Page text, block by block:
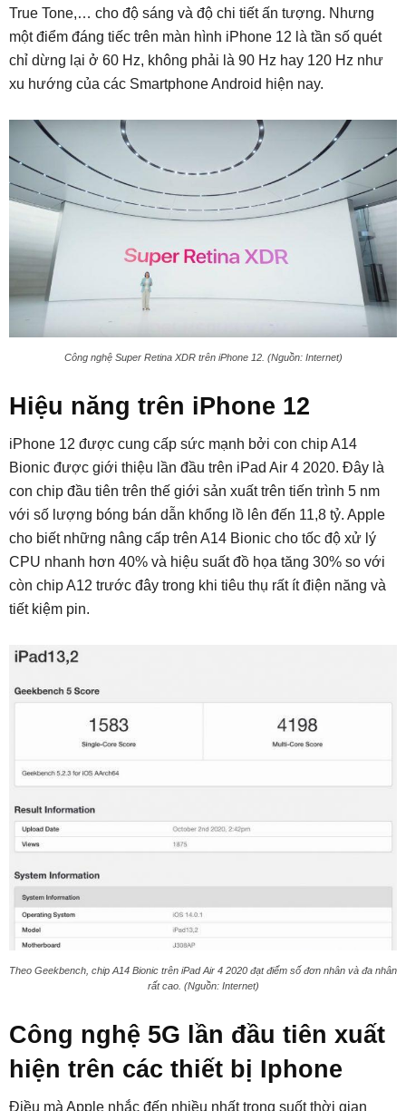
True Tone,… cho độ sáng và độ chi tiết ấn tượng. Nhưng
một điểm đáng tiếc trên màn hình iPhone 12 là tần số quét
chỉ dừng lại ở 60 Hz, không phải là 90 Hz hay 120 Hz như
xu hướng của các Smartphone Android hiện nay.
Công nghệ Super Retina XDR trên iPhone 12. (Nguồn: Internet)
Hiệu năng trên iPhone 12
iPhone 12 được cung cấp sức mạnh bởi con chip A14
Bionic được giới thiệu lần đầu trên iPad Air 4 2020. Đây là
con chip đầu tiên trên thế giới sản xuất trên tiến trình 5 nm
với số lượng bóng bán dẫn khổng lồ lên đến 11,8 tỷ. Apple
cho biết những nâng cấp trên A14 Bionic cho tốc độ xử lý
CPU nhanh hơn 40% và hiệu suất đồ họa tăng 30% so với
còn chip A12 trước đây trong khi tiêu thụ rất ít điện năng và
tiết kiệm pin.
Theo Geekbench, chip A14 Bionic trên iPad Air 4 2020 đạt điểm số đơn nhân và đa nhân
rất cao. (Nguồn: Internet)
Công nghệ 5G lần đầu tiên xuất
hiện trên các thiết bị Iphone
Điều mà Apple nhắc đến nhiều nhất trong suốt thời gian